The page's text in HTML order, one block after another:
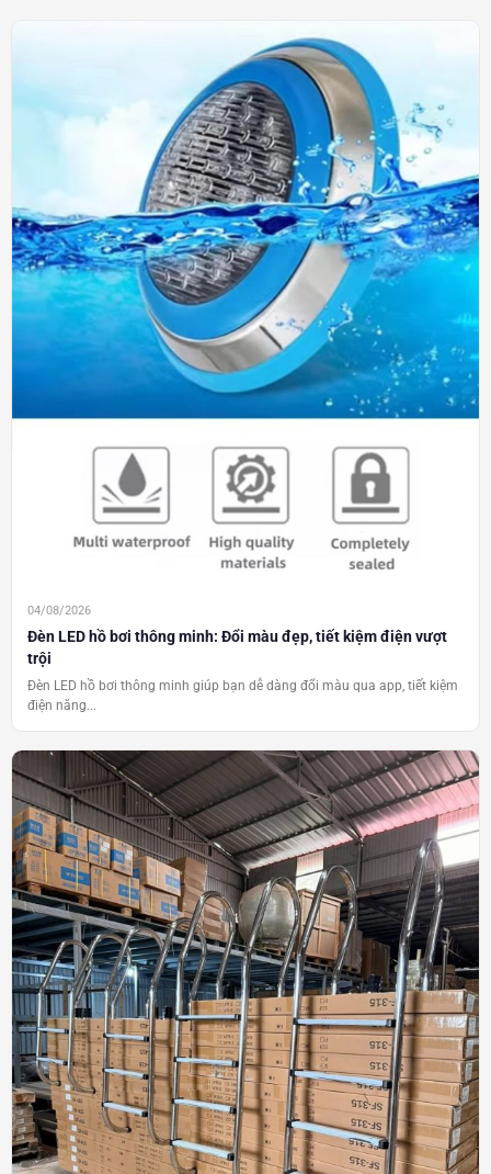
04/08/2026
Đèn LED hồ bơi thông minh: Đổi màu đẹp, tiết kiệm điện vượt
trội
Đèn LED hồ bơi thông minh giúp bạn dễ dàng đổi màu qua app, tiết kiệm
điện năng...